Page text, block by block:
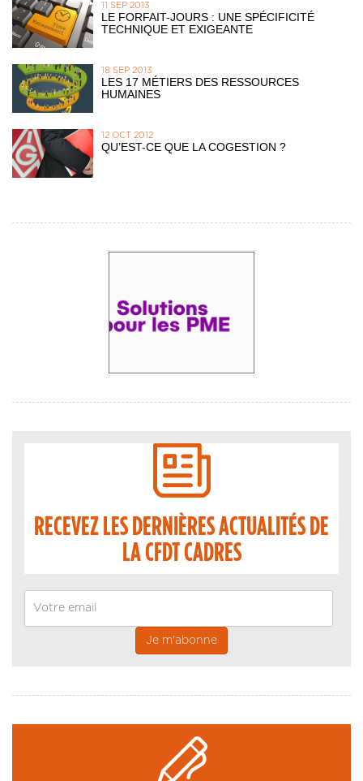
11 SEP 2013
LE FORFAIT-JOURS : UNE SPÉCIFICITÉ
TECHNIQUE ET EXIGEANTE
18 SEP 2013
LES 17 MÉTIERS DES RESSOURCES
HUMAINES
12 OCT 2012
QU’EST-CE QUE LA COGESTION ?
RECEVEZ LES DERNIÈRES ACTUALITÉS DE
LA CFDT CADRES